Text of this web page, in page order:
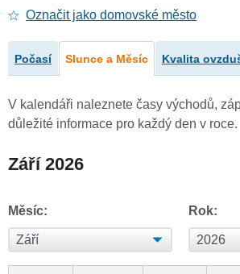
Označit jako domovské město
Počasí Slunce a Měsíc Kvalita
V kalendáři naleznete časy východů,
důležité informace pro každý den v roce.
Září 2026
Měsíc: Rok: